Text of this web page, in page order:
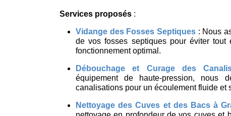
Services proposés :
Vidange des Fosses Septiques : Nous
de vos fosses septiques pour éviter tout
fonctionnement optimal.
Débouchage et Curage des
équipement de haute-pression, nous
canalisations pour un écoulement fluide et
Nettoyage des Cuves et des Bacs à